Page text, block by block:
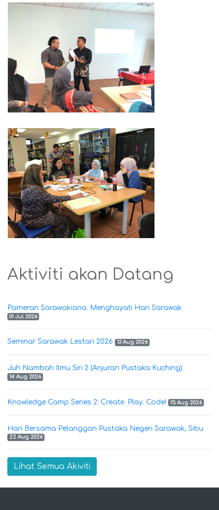
Aktiviti akan Datang
Pameran Sarawakiana: Menghayati Hari Sarawak
01 Jul 2026
Seminar Sarawak Lestari 2026 13 Aug 2026
Juh Nambah Ilmu Siri 2 (Anjuran Pustaka Kuching)
14 Aug 2026
Knowledge Camp Series 2: Create. Play. Code! 15 Aug 2026
Hari Bersama Pelanggan Pustaka Negeri Sarawak, Sibu
22 Aug 2026
Lihat Semua Akiviti